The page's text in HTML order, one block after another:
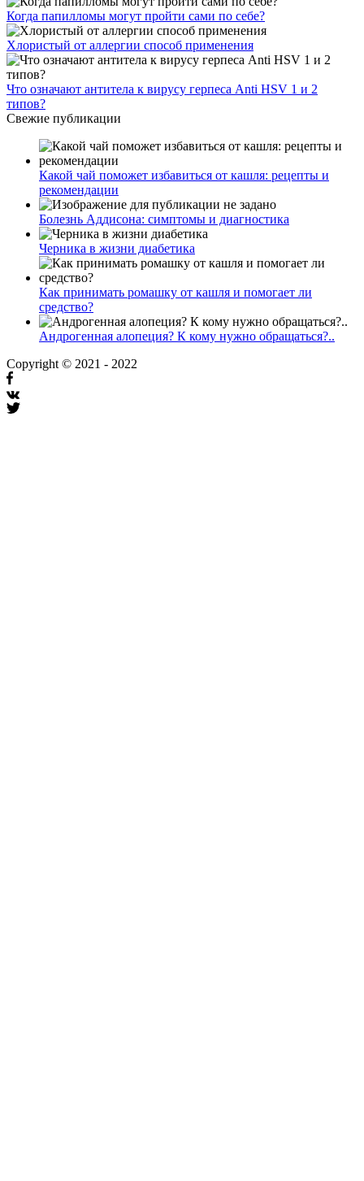
Когда папилломы могут пройти сами по себе?
Хлористый от аллергии способ применения
Что означают антитела к вирусу герпеса Anti HSV 1 и 2
типов?
Свежие публикации
Какой чай поможет избавиться от кашля: рецепты и
рекомендации
Болезнь Аддисона: симптомы и диагностика
Черника в жизни диабетика
Как принимать ромашку от кашля и помогает ли
средство?
Андрогенная алопеция? К кому нужно обращаться?..
Copyright © 2021 - 2022